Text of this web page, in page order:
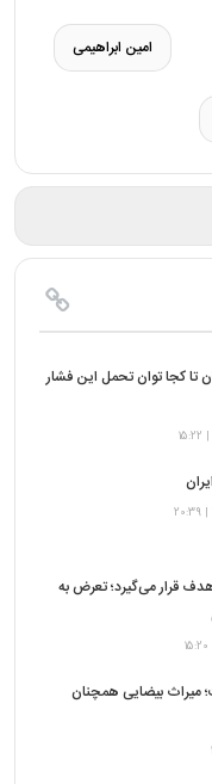
امین ابراهیمی
تا کجا توان تحمل این فشار
قرار می‌گیرد؛ تعرض به
میراث بیضایی همچنان